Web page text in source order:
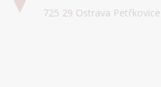
725 29 Ostrava Petřkovice